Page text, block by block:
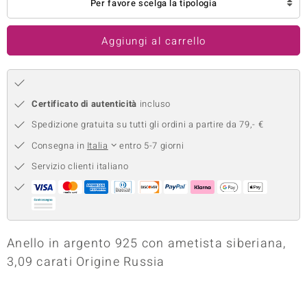
Per favore scelga la tipologia
Aggiungi al carrello
Certificato di autenticità incluso
Spedizione gratuita su tutti gli ordini a partire da 79,- €
Consegna in Italia
entro 5-7 giorni
Servizio clienti italiano
Anello in argento 925 con ametista siberiana,
3,09 carati Origine Russia